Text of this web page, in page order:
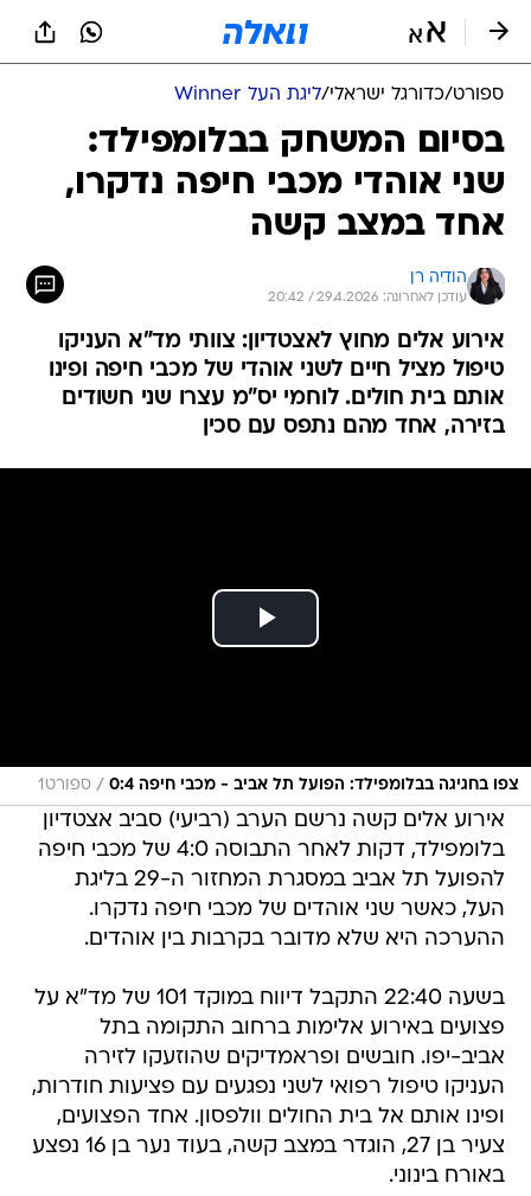
ספורט/כדורגל ישראלי/ליגת העל Winner
בסיום המשחק בבלומפילד:
שני אוהדי מכבי חיפה נדקרו,
אחד במצב קשה
הודיה רן
עודכן לאחרונה: 29.4.2026 / 20:42
אירוע אלים מחוץ לאצטדיון: צוותי מד"א העניקו
טיפול מציל חיים לשני אוהדי של מכבי חיפה ופינו
אותם בית חולים. לוחמי יס"מ עצרו שני חשודים
בזירה, אחד מהם נתפס עם סכין
צפו בחגיגה בבלומפילד: הפועל תל אביב - מכבי חיפה 0:4 / ספורט1
אירוע אלים קשה נרשם הערב (רביעי) סביב אצטדיון
בלומפילד, דקות לאחר התבוסה 4:0 של מכבי חיפה
להפועל תל אביב במסגרת המחזור ה-29 בליגת
העל, כאשר שני אוהדים של מכבי חיפה נדקרו.
ההערכה היא שלא מדובר בקרבות בין אוהדים.
בשעה 22:40 התקבל דיווח במוקד 101 של מד"א על
פצועים באירוע אלימות ברחוב התקומה בתל
אביב-יפו. חובשים ופראמדיקים שהוזעקו לזירה
העניקו טיפול רפואי לשני נפגעים עם פציעות חודרות,
ופינו אותם אל בית החולים וולפסון. אחד הפצועים,
צעיר בן 27, הוגדר במצב קשה, בעוד נער בן 16 נפצע
באורח בינוני.